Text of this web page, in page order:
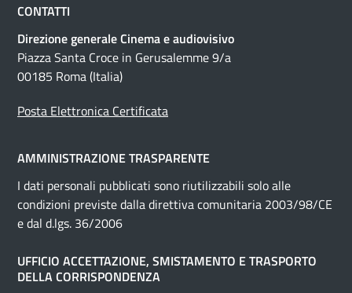
CONTATTI
Direzione generale Cinema e audiovisivo
Piazza Santa Croce in Gerusalemme 9/a
00185 Roma (Italia)
Posta Elettronica Certificata
AMMINISTRAZIONE TRASPARENTE
I dati personali pubblicati sono riutilizzabili solo alle
condizioni previste dalla direttiva comunitaria 2003/98/CE
e dal d.lgs. 36/2006
UFFICIO ACCETTAZIONE, SMISTAMENTO E TRASPORTO
DELLA CORRISPONDENZA